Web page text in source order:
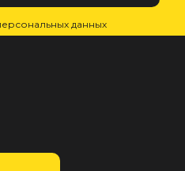
данных